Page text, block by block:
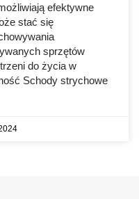
efektywne
stać się
sprzętów
do życia w
Schody strychowe